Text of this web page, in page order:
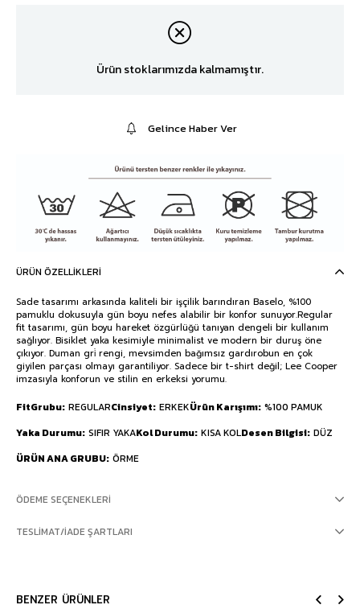
Ürün stoklarımızda kalmamıştır.
Gelince Haber Ver
ÜRÜN ÖZELLIKLERI
Sade tasarımı arkasında kaliteli bir işçilik barındıran Baselo, %100
pamuklu dokusuyla gün boyu nefes alabilir bir konfor sunuyor.Regular
fit tasarımı, gün boyu hareket özgürlüğü tanıyan dengeli bir kullanım
sağlıyor. Bisiklet yaka kesimiyle minimalist ve modern bir duruş öne
çıkıyor. Duman gri̇ rengi, mevsimden bağımsız gardırobun en çok
giyilen parçası olmayı garantiliyor. Sadece bir t-shirt değil; Lee Cooper
imzasıyla konforun ve stilin en erkeksi yorumu.
FitGrubu REGULARCinsiyet ERKEKÜrün Karışımı %100 PAMUK
Yaka Durumu SIFIR YAKAKol Durumu KISA KOLDesen Bilgisi DÜZ
ÜRÜN ANA GRUBU ÖRME
ÖDEME SEÇENEKLERI
TESLIMAT/İADE ŞARTLARI
BENZER ÜRÜNLER